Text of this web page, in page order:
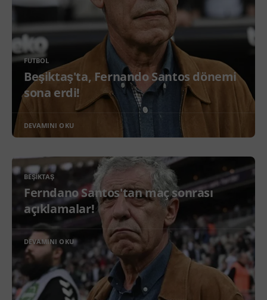
FUTBOL
Beşiktaş'ta, Fernando Santos dönemi
sona erdi!
DEVAMINI OKU
BEŞIKTAŞ
Ferndano Santos'tan maç sonrası
açıklamalar!
DEVAMINI OKU